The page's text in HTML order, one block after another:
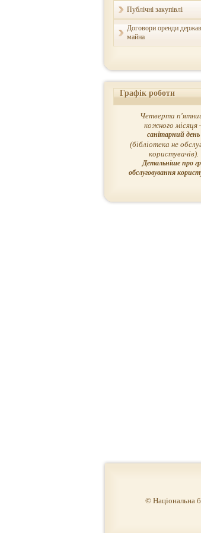
Публічні закупівлі
Договори оренди
майна
Графік роботи
Четверта
кожного місяця
санітарний день
(бібліотека не
користувачів).
Детальніше про
обслуговування
© Національна